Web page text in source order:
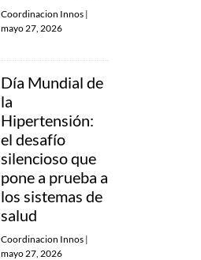
Coordinacion Innos |
mayo 27, 2026
Día Mundial de
la
Hipertensión:
el desafío
silencioso que
pone a prueba a
los sistemas de
salud
Coordinacion Innos |
mayo 27, 2026